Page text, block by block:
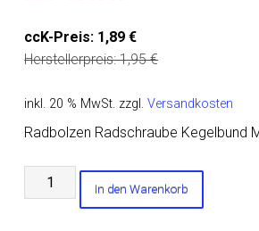
ccK-Preis: 1,89€
Herstellerpreis:1,95€
inkl. 20 % MwSt. zzgl.Versandkosten
Radbolzen Radschraube Kegelbund
Radbolzen
Radschraube
In den Warenkorb